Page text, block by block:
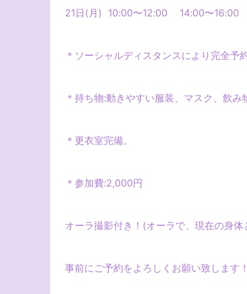
21日(月) 10:00〜12:00 14:00〜16:00
＊ソーシャルディスタンスにより完全予
＊持ち物:動きやすい服装、マスク、飲み
＊更衣室完備。
＊参加費:2,000円
オーラ撮影付き！(オーラで、現在の身
事前にご予約をよろしくお願い致します！